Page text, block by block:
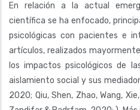
En relación a la actual
científica se ha enfocado,
psicológicas con pacientes e
artículos, realizados
los impactos psicológicos de
aislamiento social y sus
2020; Qiu, Shen, Zhao, Wang,